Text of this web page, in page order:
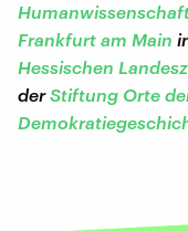
Frankfurt am Main
Hessischen
derStiftung Orte